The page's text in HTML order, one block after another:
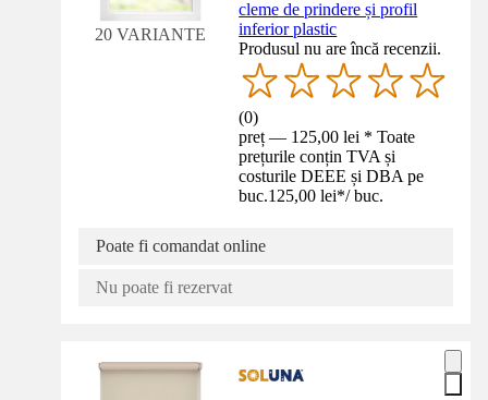
20 VARIANTE
cleme de prindere și profil
inferior plastic
Produsul nu are încă recenzii.
(0)
preț — 125,00 lei * Toate
prețurile conțin TVA și
costurile DEEE și DBA pe
buc.125,00 lei*/ buc.
Poate fi comandat online
Nu poate fi rezervat